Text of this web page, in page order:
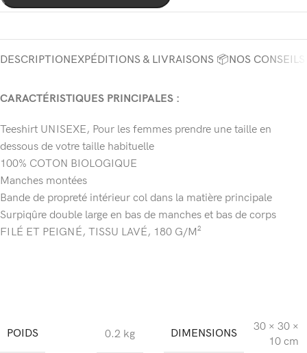
DESCRIPTIONEXPÉDITIONS & LIVRAISONS 📦NOS
CARACTÉRISTIQUES PRINCIPALES :
Teeshirt UNISEXE, Pour les femmes prendre une taille en
dessous de votre taille habituelle
100% COTON BIOLOGIQUE
Manches montées
Bande de propreté intérieur col dans la matière principale
Surpiqûre double large en bas de manches et bas de corps
FILÉ ET PEIGNÉ, TISSU LAVÉ, 180 G/M²
POIDS 0.2 kg DIMENSIONS
30 × 30 ×
10 cm